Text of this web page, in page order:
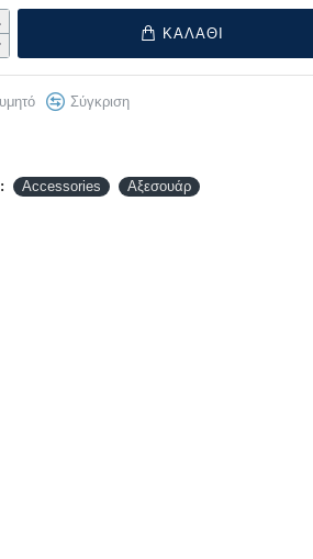
ΚΑΛΑΘΙ
Σύγκριση
Accessories Αξεσουάρ